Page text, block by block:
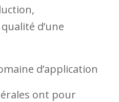
d’une
d’application
ont pour